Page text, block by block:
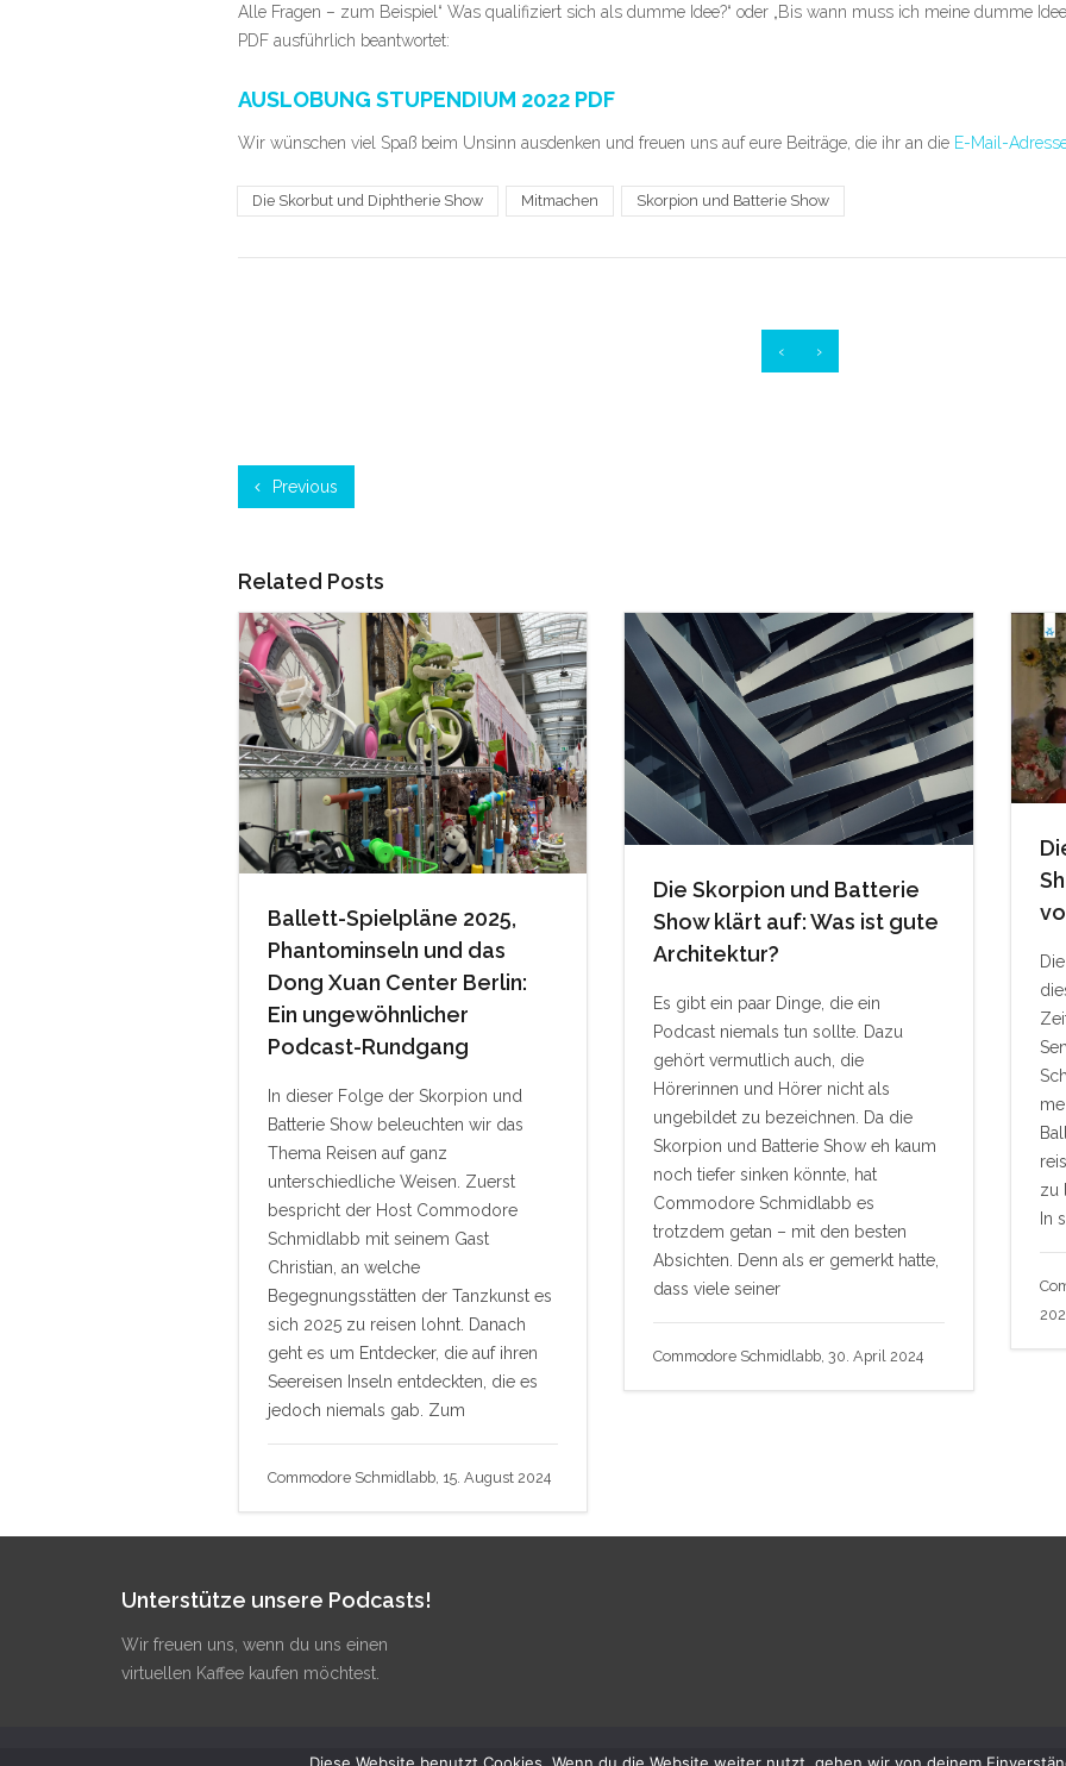
Alle Fragen – zum Beispiel“ Was qualifiziert sich als dumme Idee?“ oder „Bis wann muss ich meine dumme
PDF ausführlich beantwortet:
AUSLOBUNG STUPENDIUM 2022 PDF
Wir wünschen viel Spaß beim Unsinn ausdenken und freuen uns auf eure Beiträge, die ihr an die E-Mail-
Die Skorbut und Diphtherie Show Mitmachen Skorpion und Batterie Show
‹ ›
Previous
Related Posts
Ballett-Spielpläne 2025,
Phantominseln und das
Dong Xuan Center Berlin:
Ein ungewöhnlicher
Podcast-Rundgang
In dieser Folge der Skorpion und
Batterie Show beleuchten wir das
Thema Reisen auf ganz
unterschiedliche Weisen. Zuerst
bespricht der Host Commodore
Schmidlabb mit seinem Gast
Christian, an welche
Begegnungsstätten der Tanzkunst es
sich 2025 zu reisen lohnt. Danach
geht es um Entdecker, die auf ihren
Seereisen Inseln entdeckten, die es
jedoch niemals gab. Zum
Commodore Schmidlabb, 15. August 2024
Die Skorpion und Batterie
Show klärt auf: Was ist gute
Architektur?
Es gibt ein paar Dinge, die ein
Podcast niemals tun sollte. Dazu
gehört vermutlich auch, die
Hörerinnen und Hörer nicht als
ungebildet zu bezeichnen. Da die
Skorpion und Batterie Show eh kaum
noch tiefer sinken könnte, hat
Commodore Schmidlabb es
trotzdem getan – mit den besten
Absichten. Denn als er gemerkt hatte,
dass viele seiner
Commodore Schmidlabb, 30. April 2024
zu
In
Unterstütze unsere Podcasts!
Wir freuen uns, wenn du uns einen
virtuellen Kaffee kaufen möchtest.
Diese Website benutzt Cookies. Wenn du die Website weiter nutzt, gehen wir von deinem